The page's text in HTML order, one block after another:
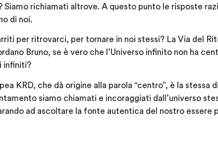
Siamo richiamati altrove. A questo punto le risposte
di noi.
per ritrovarci, per tornare in noi stessi? La Via del
Bruno, se è vero che l’Universo infinito non ha
infiniti?
KRD, che dà origine alla parola “centro”, è la stessa
siamo chiamati e incoraggiati dall’universo
ad ascoltare la fonte autentica del nostro essere